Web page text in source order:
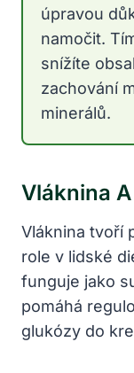
úpravou
namočit.
snížíte
zachování
minerálů.
Vláknina
Vláknina tvoří
role v lidské
funguje jako
pomáhá
glukózy do